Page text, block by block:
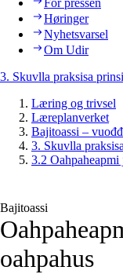
For pressen
Høringer
Nyhetsvarsel
Om Udir
3. Skuvlla praksisa
Læring og trivsel
Læreplanverket
Bajitoassi –
3. Skuvlla
3.2
Bajitoassi
oahpahus